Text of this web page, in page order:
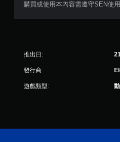
購買或使用本內容需遵守SEN使
推出日:
發行商:
遊戲類型: